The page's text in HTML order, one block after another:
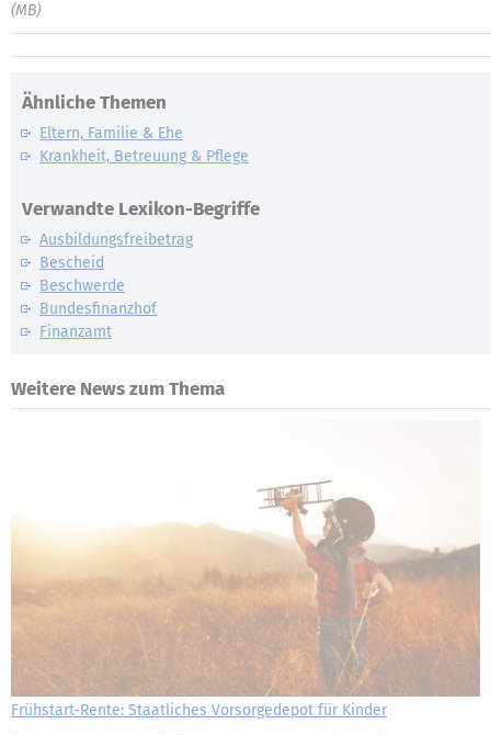
(MB)
Ähnliche Themen
Eltern, Familie & Ehe
Krankheit, Betreuung & Pflege
Verwandte Lexikon-Begriffe
Ausbildungsfreibetrag
Bescheid
Beschwerde
Bundesfinanzhof
Finanzamt
Weitere News zum Thema
Frühstart-Rente: Staatliches Vorsorgedepot für Kinder